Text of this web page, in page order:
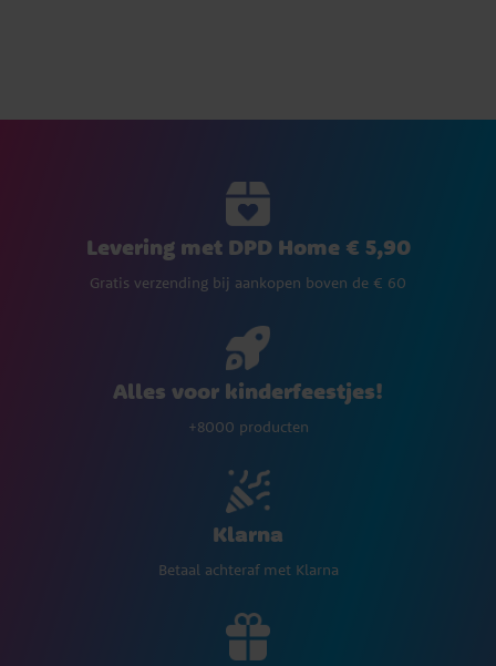
Levering met DPD Home € 5,90
Gratis verzending bij aankopen boven de € 60
Alles voor kinderfeestjes!
+8000 producten
Klarna
Betaal achteraf met Klarna